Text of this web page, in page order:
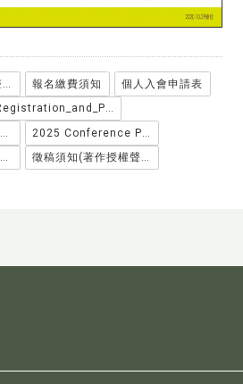
徵稿須知(著作授權聲明書) 報名繳費須知
個人入會申請表
Registration_and_Payment_Instructions
Call for paper (Copyright License Statement)
2025 Conference Paper Award Guildlines
Call for paper (Copyright License Stateme
徵稿須知(著作授權聲明書)